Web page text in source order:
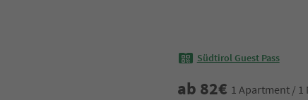
Südtirol Guest Pass
ab 82€ 1 Apartment / 1